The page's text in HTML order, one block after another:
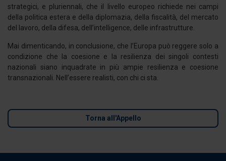
strategici, e pluriennali, che il livello europeo richiede nei campi
della politica estera e della diplomazia, della fiscalità, del mercato
del lavoro, della difesa, dell’intelligence, delle infrastrutture.
Mai dimenticando, in conclusione, che l’Europa può reggere solo a
condizione che la coesione e la resilienza dei singoli contesti
nazionali siano inquadrate in più ampie resilienza e coesione
transnazionali. Nell’essere realisti, con chi ci sta.
Torna all'Appello